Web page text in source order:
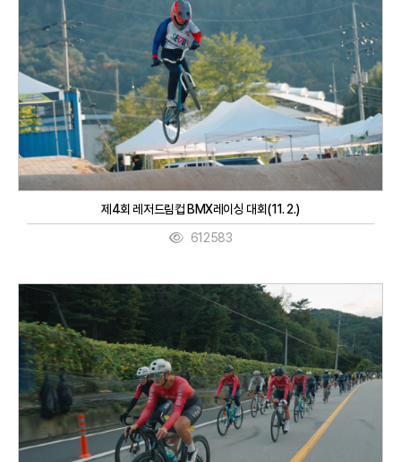
제4회 레저드림컵 BMX레이싱 대회(11. 2.)
612583